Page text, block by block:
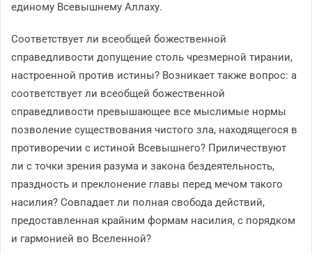
единому Всевышнему Аллаху.
Соответствует ли всеобщей божественной
справедливости допущение столь чрезмерной тирании,
настроенной против истины? Возникает также вопрос: а
соответствует ли всеобщей божественной
справедливости превышающее все мыслимые нормы
позволение существования чистого зла, находящегося в
противоречии с истиной Всевышнего? Приличествуют
ли с точки зрения разума и закона бездеятельность,
праздность и преклонение главы перед мечом такого
насилия? Совпадает ли полная свобода действий,
предоставленная крайним формам насилия, с порядком
и гармонией во Вселенной?